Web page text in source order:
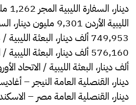
الليبية الأردن 9,301
749,953 ألف دينار، البعثة